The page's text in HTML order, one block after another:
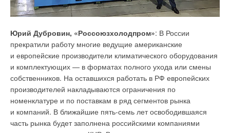
Юрий Дубровин, «Россоюзхолодпром»: В России
прекратили работу многие ведущие американские
и европейские производители климатического оборудования
и комплектующих — в форматах полного ухода или смены
собственников. На оставшихся работать в РФ европейских
производителей накладываются ограничения по
номенклатуре и по поставкам в ряд сегментов рынка
и компаний. В ближайшие пять-семь лет освободившаяся
часть рынка будет заполнена российскими компаниями